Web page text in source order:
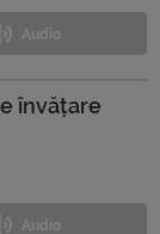
învățare